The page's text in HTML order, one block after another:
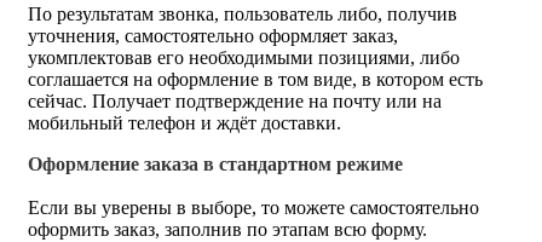
По результатам звонка, пользователь либо, получив
уточнения, самостоятельно оформляет заказ,
укомплектовав его необходимыми позициями, либо
соглашается на оформление в том виде, в котором есть
сейчас. Получает подтверждение на почту или на
мобильный телефон и ждёт доставки.
Оформление заказа в стандартном режиме
Если вы уверены в выборе, то можете самостоятельно
оформить заказ, заполнив по этапам всю форму.